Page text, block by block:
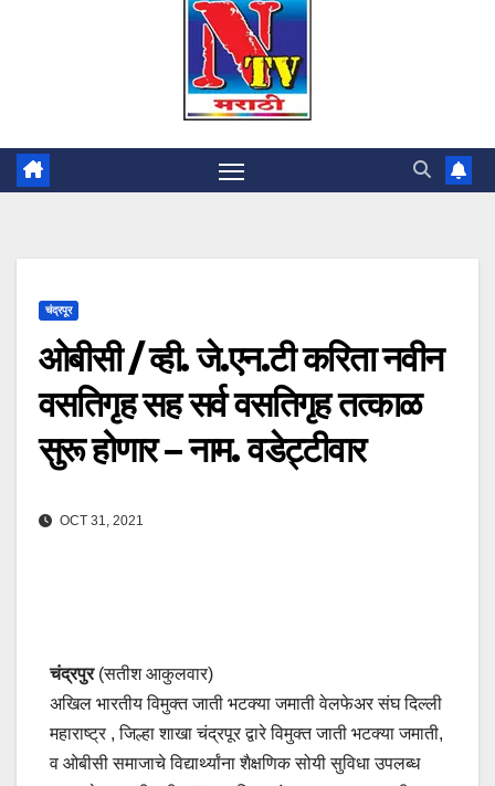
चंद्रपूर
ओबीसी / व्ही. जे.एन.टी करिता नवीन
वसतिगृह सह सर्व वसतिगृह तत्काळ
सुरू होणार – नाम. वडेट्टीवार
OCT 31, 2021
चंद्रपुर(सतीश आकुलवार)
अखिल भारतीय विमुक्त जाती भटक्या जमाती वेलफेअर संघ दिल्ली
महाराष्ट्र , जिल्हा शाखा चंद्रपूर द्वारे विमुक्त जाती भटक्या जमाती,
व ओबीसी समाजाचे विद्यार्थ्यांना शैक्षणिक सोयी सुविधा उपलब्ध